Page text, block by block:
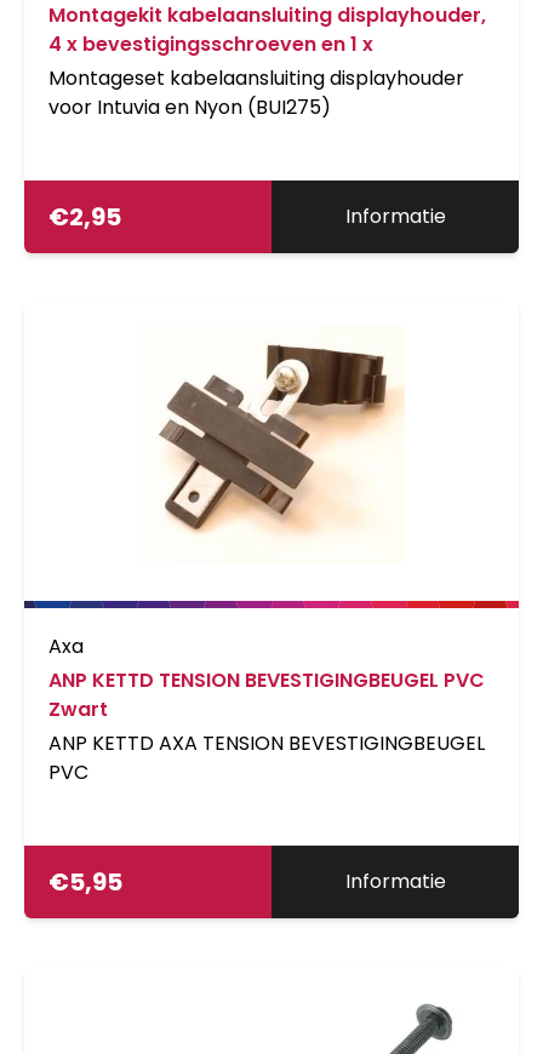
Montagekit kabelaansluiting displayhouder,
4 x bevestigingsschroeven en 1 x
Montageset kabelaansluiting displayhouder
voor Intuvia en Nyon (BUI275)
€2,95 Informatie
Axa
ANP KETTD TENSION BEVESTIGINGBEUGEL PVC
Zwart
ANP KETTD AXA TENSION BEVESTIGINGBEUGEL
PVC
€5,95 Informatie